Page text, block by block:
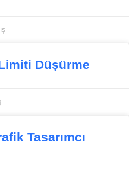
Düşürme
Tasarımcı